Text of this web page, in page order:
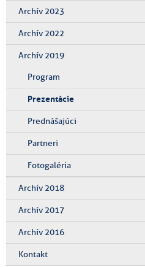
Archív 2023
Archív 2022
Archív 2019
Program
Prezentácie
Prednášajúci
Partneri
Fotogaléria
Archív 2018
Archív 2017
Archív 2016
Kontakt